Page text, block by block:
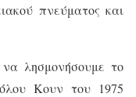
πνεύματος και
λησμονήσουμε το
Κουν του 1975